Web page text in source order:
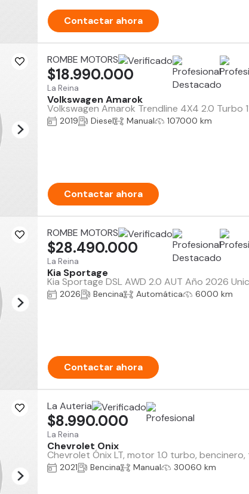
Contactar ahora
ROMBE MOTORS
La Reina
Volkswagen Amarok
Volkswagen Amarok Trendline 4X4 2.0
$18.990.000
2019 Diesel Manual 107000 km
Contactar ahora
ROMBE MOTORS
La Reina
Kia Sportage
Kia Sportage DSL AWD 2.0 AUT Año 2026
$28.490.000
2026 Bencina Automática 6000 km
Contactar ahora
La Auteria
La Reina
Chevrolet Onix
Chevrolet Ónix LT, motor 1.0 turbo,
$8.990.000
2021 Bencina Manual 30060 km